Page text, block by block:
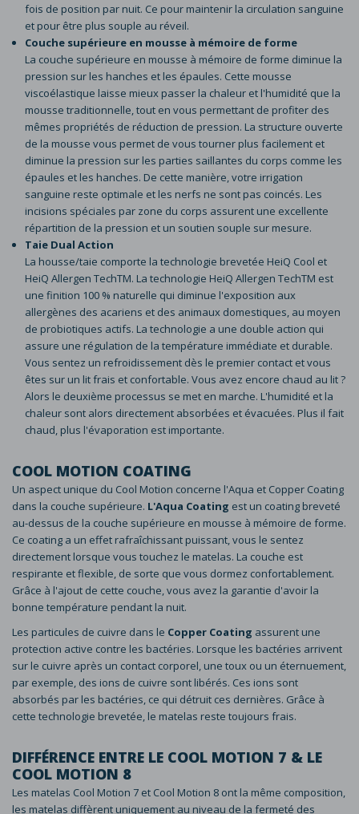
fois de position par nuit. Ce pour maintenir la circulation sanguine
et pour être plus souple au réveil.
Couche supérieure en mousse à mémoire de forme
La couche supérieure en mousse à mémoire de forme diminue la
pression sur les hanches et les épaules. Cette mousse
viscoélastique laisse mieux passer la chaleur et l'humidité que la
mousse traditionnelle, tout en vous permettant de profiter des
mêmes propriétés de réduction de pression. La structure ouverte
de la mousse vous permet de vous tourner plus facilement et
diminue la pression sur les parties saillantes du corps comme les
épaules et les hanches. De cette manière, votre irrigation
sanguine reste optimale et les nerfs ne sont pas coincés. Les
incisions spéciales par zone du corps assurent une excellente
répartition de la pression et un soutien souple sur mesure.
Taie Dual Action
La housse/taie comporte la technologie brevetée HeiQ Cool et
HeiQ Allergen TechTM. La technologie HeiQ Allergen TechTM est
une finition 100 % naturelle qui diminue l'exposition aux
allergènes des acariens et des animaux domestiques, au moyen
de probiotiques actifs. La technologie a une double action qui
assure une régulation de la température immédiate et durable.
Vous sentez un refroidissement dès le premier contact et vous
êtes sur un lit frais et confortable. Vous avez encore chaud au lit ?
Alors le deuxième processus se met en marche. L'humidité et la
chaleur sont alors directement absorbées et évacuées. Plus il fait
chaud, plus l'évaporation est importante.
COOL MOTION COATING
Un aspect unique du Cool Motion concerne l'Aqua et Copper Coating
dans la couche supérieure. L'Aqua Coating est un coating breveté
au-dessus de la couche supérieure en mousse à mémoire de forme.
Ce coating a un effet rafraîchissant puissant, vous le sentez
directement lorsque vous touchez le matelas. La couche est
respirante et flexible, de sorte que vous dormez confortablement.
Grâce à l'ajout de cette couche, vous avez la garantie d'avoir la
bonne température pendant la nuit.
Les particules de cuivre dans le Copper Coating assurent une
protection active contre les bactéries. Lorsque les bactéries arrivent
sur le cuivre après un contact corporel, une toux ou un éternuement,
par exemple, des ions de cuivre sont libérés. Ces ions sont
absorbés par les bactéries, ce qui détruit ces dernières. Grâce à
cette technologie brevetée, le matelas reste toujours frais.
DIFFÉRENCE ENTRE LE COOL MOTION 7 & LE
COOL MOTION 8
Les matelas Cool Motion 7 et Cool Motion 8 ont la même composition,
les matelas diffèrent uniquement au niveau de la fermeté des